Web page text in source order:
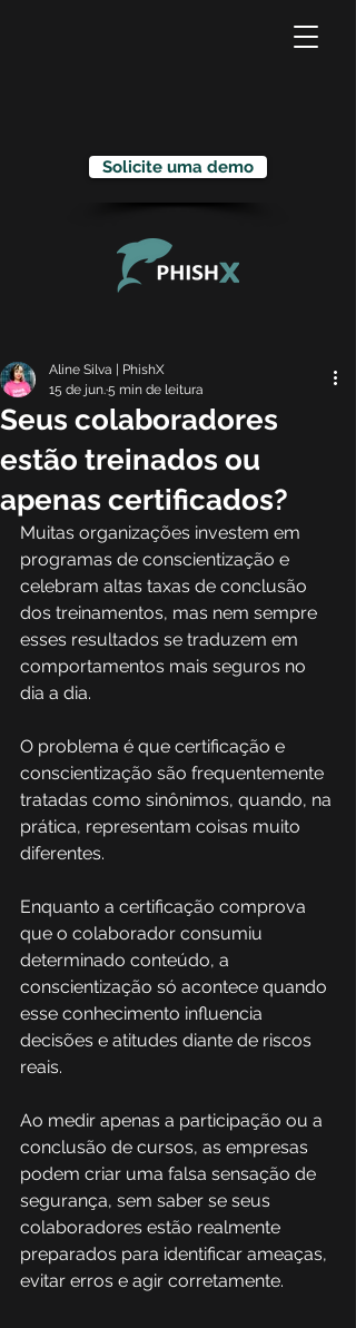
Solicite uma demo
Seus colaboradores
estão treinados ou
apenas certificados?
Aline Silva | PhishX
15 de jun.5 min de leitura
Muitas organizações investem em
programas de conscientização e
celebram altas taxas de conclusão
dos treinamentos, mas nem sempre
esses resultados se traduzem em
comportamentos mais seguros no
dia a dia.
O problema é que certificação e
conscientização são frequentemente
tratadas como sinônimos, quando, na
prática, representam coisas muito
diferentes.
Enquanto a certificação comprova
que o colaborador consumiu
determinado conteúdo, a
conscientização só acontece quando
esse conhecimento influencia
decisões e atitudes diante de riscos
reais.
Ao medir apenas a participação ou a
conclusão de cursos, as empresas
podem criar uma falsa sensação de
segurança, sem saber se seus
colaboradores estão realmente
preparados para identificar ameaças,
evitar erros e agir corretamente.